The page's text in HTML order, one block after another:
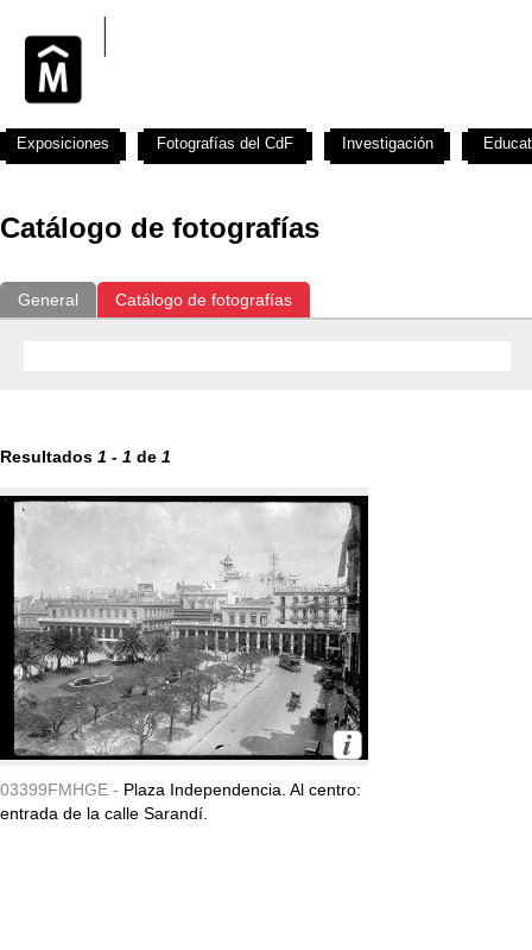
Catálogo de fotografías
General Catálogo de fotografías
Resultados 1 - 1 de 1
03399FMHGE - Plaza Independencia. Al centro:
entrada de la calle Sarandí.
Exposiciones Fotografías del CdF Investigación